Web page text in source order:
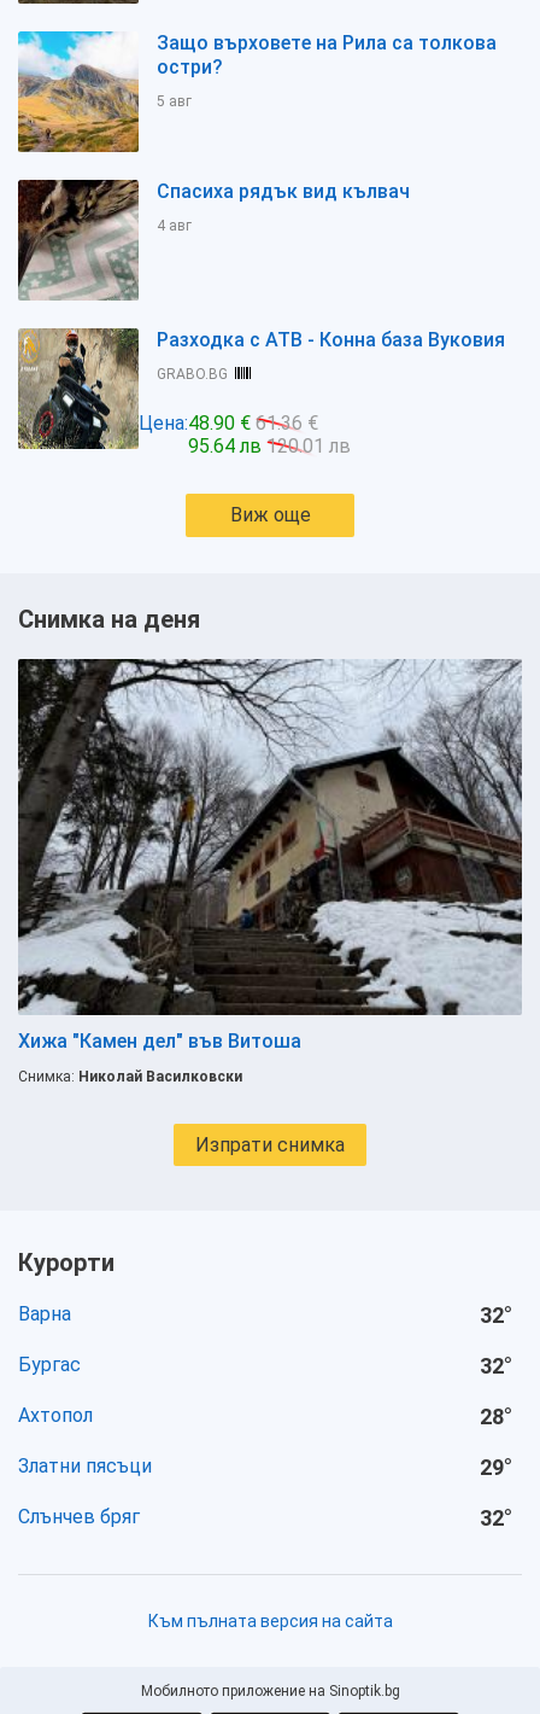
Защо върховете на Рила са толкова
остри?
5 авг
Спасиха рядък вид кълвач
4 авг
Разходка с АТВ - Конна база Вуковия
GRABO.BG
Цена:48.90 € 61.36 €
95.64 лв 120.01 лв
Виж още
Снимка на деня
Хижа "Камен дел" във Витоша
Снимка: Николай Василковски
Изпрати снимка
Курорти
Варна 32°
Бургас 32°
Ахтопол 28°
Златни пясъци 29°
Слънчев бряг 32°
Към пълната версия на сайта
Мобилното приложение на Sinoptik.bg